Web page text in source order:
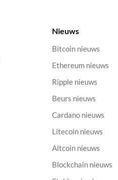
Nieuws
Bitcoin nieuws
Ethereum nieuws
Ripple nieuws
Beurs nieuws
Cardano nieuws
Litecoin nieuws
Altcoin nieuws
Blockchain nieuws